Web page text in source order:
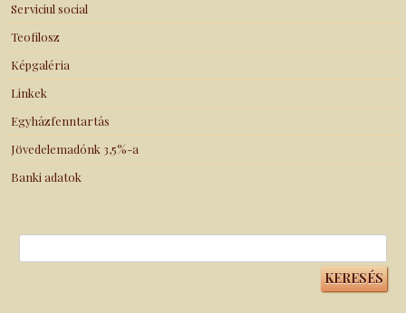
Serviciul social
Teofilosz
Képgaléria
Linkek
Egyházfenntartás
Jövedelemadónk 3,5%-a
Banki adatok